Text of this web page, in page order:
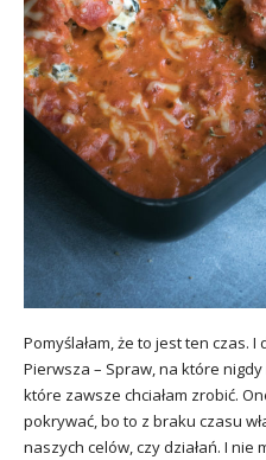
Pomyślałam, że to jest ten czas.
Pierwsza – Spraw, na które
które zawsze chciałam zrobić.
pokrywać, bo to z braku czasu
naszych celów, czy działań. I nie